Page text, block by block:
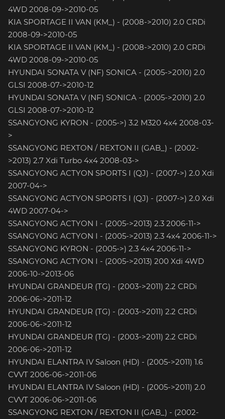
4WD 2008-09->2010-05
KIA SPORTAGE II VAN (KM_) - (2008->2010) 2.0 CRDi
2008-09->2010-05
KIA SPORTAGE II VAN (KM_) - (2008->2010) 2.0 CRDi
4WD 2008-09->2010-05
HYUNDAI SONATA V (NF) SONICA - (2005->2010) 2.0
GLSI 2008-07->2010-12
HYUNDAI SONATA V (NF) SONICA - (2005->2010) 2.0
GLSI 2008-07->2010-12
SSANGYONG KYRON - (2005->) 3.2 M320 4x4 2008-03-
>
SSANGYONG REXTON / REXTON II (GAB_) - (2002-
>2013) 2.7 Xdi Turbo 4x4 2008-03->
SSANGYONG ACTYON SPORTS I (QJ) - (2007->) 2.0 Xdi
2007-04->
SSANGYONG ACTYON SPORTS I (QJ) - (2007->) 2.0 Xdi
4WD 2007-04->
SSANGYONG ACTYON I - (2005->2013) 2.3 2006-11->
SSANGYONG ACTYON I - (2005->2013) 2.3 4x4 2006-11->
SSANGYONG KYRON - (2005->) 2.3 4x4 2006-11->
SSANGYONG ACTYON I - (2005->2013) 200 Xdi 4WD
2006-10->2013-06
HYUNDAI GRANDEUR (TG) - (2003->2011) 2.2 CRDi
2006-06->2011-12
HYUNDAI GRANDEUR (TG) - (2003->2011) 2.2 CRDi
2006-06->2011-12
HYUNDAI GRANDEUR (TG) - (2003->2011) 2.2 CRDi
2006-06->2011-12
HYUNDAI ELANTRA IV Saloon (HD) - (2005->2011) 1.6
CVVT 2006-06->2011-06
HYUNDAI ELANTRA IV Saloon (HD) - (2005->2011) 2.0
CVVT 2006-06->2011-06
SSANGYONG REXTON / REXTON II (GAB_) - (2002-